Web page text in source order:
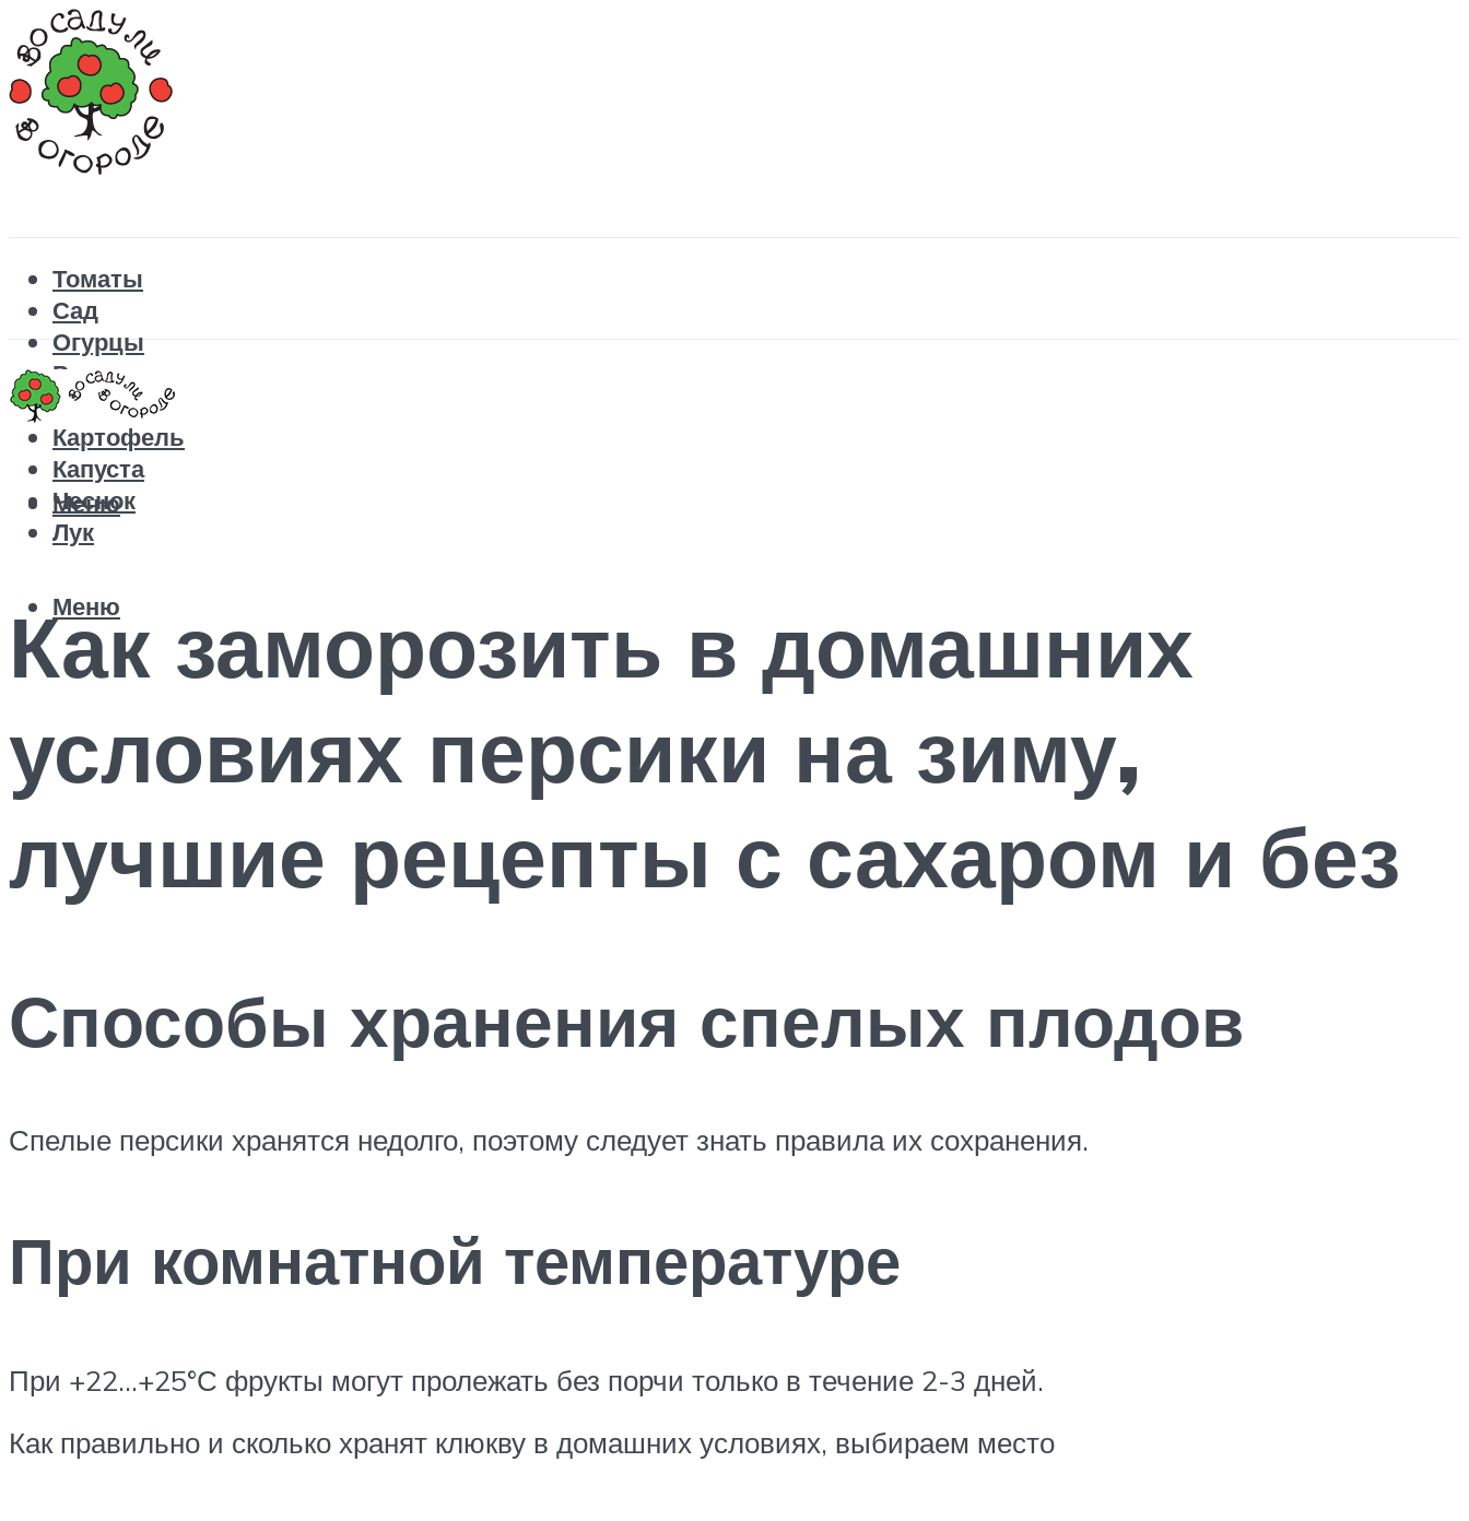
Томаты
Сад
Огурцы
Рецепты
Перец
Картофель
Капуста
Чеснок
Лук
Меню
Меню
Как заморозить в домашних
условиях персики на зиму,
лучшие рецепты с сахаром и без
Способы хранения спелых плодов
Спелые персики хранятся недолго, поэтому следует знать правила их сохранения.
При комнатной температуре
При +22…+25°С фрукты могут пролежать без порчи только в течение 2-3 дней.
Как правильно и сколько хранят клюкву в домашних условиях, выбираем место